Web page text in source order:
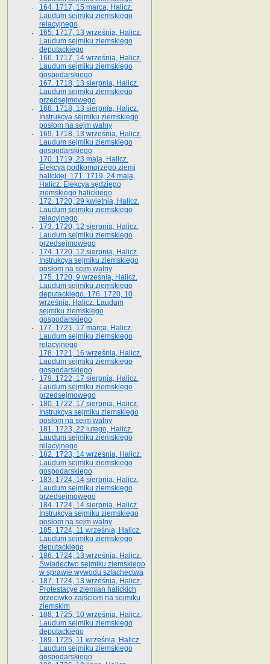
164. 1717, 15 marca, Halicz.
Laudum sejmiku ziemskiego
relacyjnego
165. 1717, 13 września, Halicz.
Laudum sejmiku ziemskiego
deputackiego
166. 1717, 14 września, Halicz.
Laudum sejmiku ziemskiego
gospodarskiego
167. 1718, 13 sierpnia, Halicz.
Laudum sejmiku ziemskiego
przedsejmowego
168. 1718, 13 sierpnia, Halicz.
Instrukcya sejmiku ziemskiego
posłom na sejm walny
169. 1718, 13 września, Halicz.
Laudum sejmiku ziemskiego
gospodarskiego
170. 1719, 23 maja, Halicz.
Elekcya podkomorzego ziemi
halickiej. 171. 1719, 24 maja,
Halicz. Elekcya sędziego
ziemskiego halickiego
172. 1720, 29 kwietnia, Halicz.
Laudum sejmiku ziemskiego
relacyjnego
173. 1720, 12 sierpnia, Halicz.
Laudum sejmiku ziemskiego
przedsejmowego
174. 1720, 12 sierpnia, Halicz.
Instrukcya sejmiku ziemskiego
posłom na sejm walny
175. 1720, 9 września, Halicz.
Laudum sejmiku ziemskiego
deputackiego. 176. 1720, 10
września, Halicz. Laudum
sejmiku ziemskiego
gospodarskiego
177. 1721, 17 marca, Halicz.
Laudum sejmiku ziemskiego
relacyjnego
178. 1721, 16 września, Halicz.
Laudum sejmiku ziemskiego
gospodarskiego
179. 1722, 17 sierpnia, Halicz.
Laudum sejmiku ziemskiego
przedsejmowego
180. 1722, 17 sierpnia, Halicz.
Instrukcya sejmiku ziemskiego
posłom na sejm walny
181. 1723, 22 lutego, Halicz.
Laudum sejmiku ziemskiego
relacyjnego
182. 1723, 14 września, Halicz.
Laudum sejmiku ziemskiego
gospodarskiego
183. 1724, 14 sierpnia, Halicz.
Laudum sejmiku ziemskiego
przedsejmowego
184. 1724, 14 sierpnia, Halicz.
Instrukcya sejmiku ziemskiego
posłom na sejm walny
185. 1724, 11 września, Halicz.
Laudum sejmiku ziemskiego
deputackiego
186. 1724, 13 września, Halicz.
Świadectwo sejmiku ziemskiego
w sprawie wywodu szlachectwa
187. 1724, 13 września, Halicz.
Protestacye ziemian halickich
przeciwko zajściom na sejmiku
ziemskim
188. 1725, 10 września, Halicz.
Laudum sejmiku ziemskiego
deputackiego
189. 1725, 11 września, Halicz.
Laudum sejmiku ziemskiego
gospodarskiego